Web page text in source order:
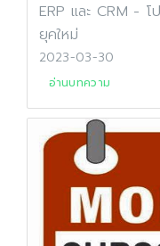
ERP และ CRM -
ยุคใหม่
2023-03-30
อ่านบทความ